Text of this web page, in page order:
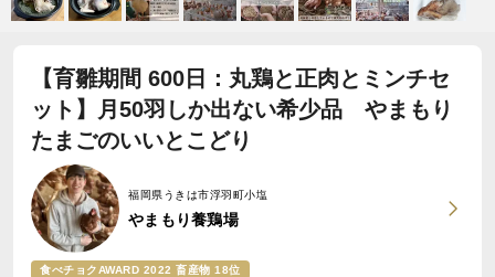
【育雛期間 600日：丸鶏と正肉とミンチセ
ット】月50羽しか出ない希少品 やまもり
たまごのいいとこどり
福岡県うきは市浮羽町小塩
やまもり養鶏場
食べチョクAWARD 2022 畜産物 18位